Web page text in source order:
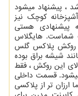
، پیشنهاد میشود
کوچک نیز
پیشنهادی هستی
شماست. هایگلاس
روکش پلاکس گلس
شیشه براق بوده
این روکش ، فقط
قسمت داخلی
ارزان تر از پلاکسی